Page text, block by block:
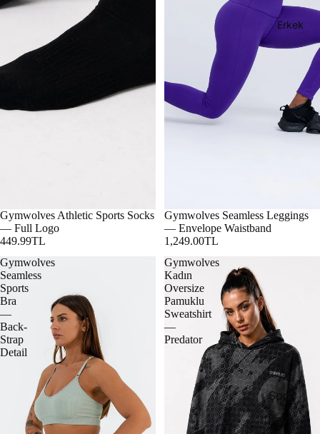
Erkek
Şort
Tayt
Gymwolves Athletic Sports Socks
— Full Logo
449.99TL
Gymwolves Seamless Leggings
— Envelope Waistband
1,249.00TL
Gymwolves
Seamless
Sports
Bra
—
Back-
Strap
Detail
Gymwolves
Kadın
Oversize
Pamuklu
Sweatshirt
—
Predator